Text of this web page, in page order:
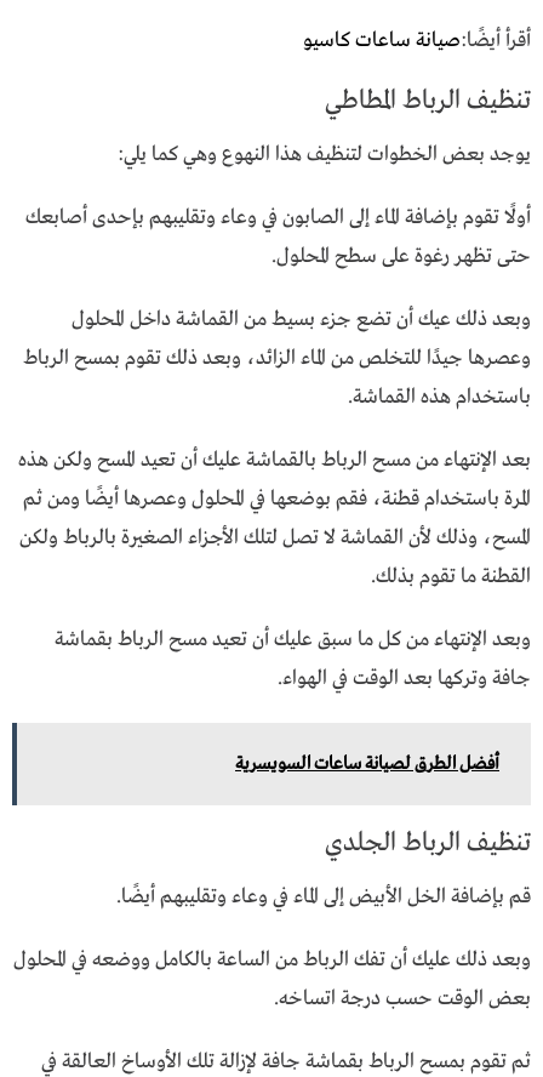
أقرأ أيضًا:صيانة ساعات كاسيو
تنظيف الرباط المطاطي
يوجد بعض الخطوات لتنظيف هذا النهوع وهي كما يلي:
أولًا تقوم بإضافة الماء إلى الصابون في وعاء وتقليبهم بإحدى أصابعك
حتى تظهر رغوة على سطح المحلول.
وبعد ذلك عيك أن تضع جزء بسيط من القماشة داخل المحلول
وعصرها جيدًا للتخلص من الماء الزائد، وبعد ذلك تقوم بمسح الرباط
باستخدام هذه القماشة.
بعد الإنتهاء من مسح الرباط بالقماشة عليك أن تعيد المسح ولكن هذه
المرة باستخدام قطنة، فقم بوضعها في المحلول وعصرها أيضًا ومن ثم
المسح، وذلك لأن القماشة لا تصل لتلك الأجزاء الصغيرة بالرباط ولكن
القطنة ما تقوم بذلك.
وبعد الإنتهاء من كل ما سبق عليك أن تعيد مسح الرباط بقماشة
جافة وتركها بعد الوقت في الهواء.
أفضل الطرق لصيانة ساعات السويسرية
تنظيف الرباط الجلدي
قم بإضافة الخل الأبيض إلى الماء في وعاء وتقليبهم أيضًا.
وبعد ذلك عليك أن تفك الرباط من الساعة بالكامل ووضعه في المحلول
بعض الوقت حسب درجة اتساخه.
ثم تقوم بمسح الرباط بقماشة جافة لإزالة تلك الأوساخ العالقة في